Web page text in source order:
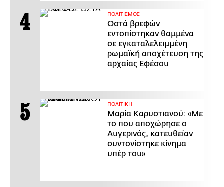
ΠΟΛΙΤΙΣΜΟΣ
Οστά βρεφών
εντοπίστηκαν θαμμένα
σε εγκαταλελειμμένη
ρωμαϊκή αποχέτευση της
αρχαίας Εφέσου
ΠΟΛΙΤΙΚΗ
Μαρία Καρυστιανού: «Με
το που αποχώρησε ο
Αυγερινός, κατευθείαν
συντονίστηκε κίνημα
υπέρ του»